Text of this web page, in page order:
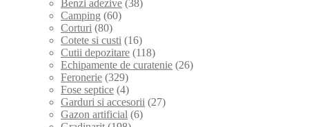
Benzi adezive (38)
Camping (60)
Corturi (80)
Cotete si custi (16)
Cutii depozitare (118)
Echipamente de curatenie (26)
Feronerie (329)
Fose septice (4)
Garduri si accesorii (27)
Gazon artificial (6)